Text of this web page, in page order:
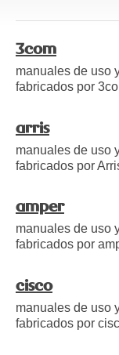
3com
manuales de uso
fabricados por
arris
manuales de uso
fabricados por
amper
manuales de uso
fabricados por
cisco
manuales de uso
fabricados por